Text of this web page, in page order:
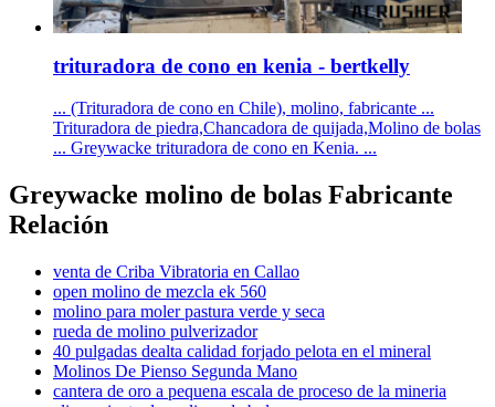
trituradora de cono en kenia - bertkelly
... (Trituradora de cono en Chile), molino, fabricante ...
Trituradora de piedra,Chancadora de quijada,Molino de bolas
... Greywacke trituradora de cono en Kenia. ...
Greywacke molino de bolas Fabricante
Relación
venta de Criba Vibratoria en Callao
open molino de mezcla ek 560
molino para moler pastura verde y seca
rueda de molino pulverizador
40 pulgadas dealta calidad forjado pelota en el mineral
Molinos De Pienso Segunda Mano
cantera de oro a pequena escala de proceso de la mineria